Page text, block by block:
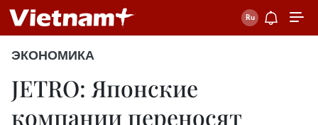
ЭКОНОМИКА
JETRO: Японские
компании переносят